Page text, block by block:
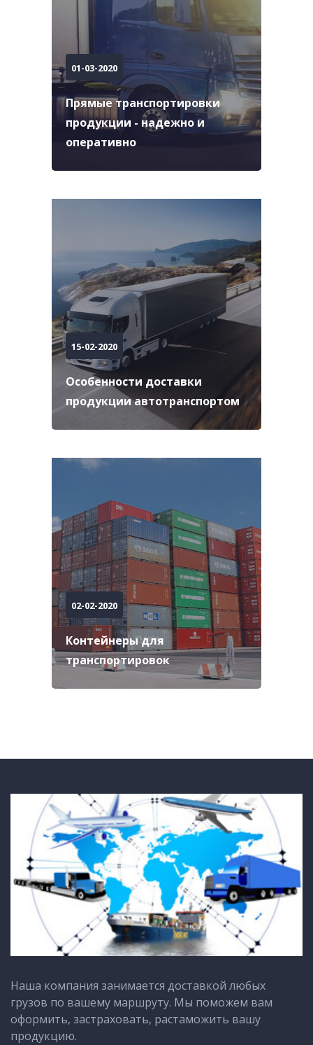
01-03-2020
Прямые транспортировки
продукции - надежно и
оперативно
15-02-2020
Особенности доставки
продукции автотранспортом
02-02-2020
Контейнеры для
транспортировок
Наша компания занимается доставкой любых
грузов по вашему маршруту. Мы поможем вам
оформить, застраховать, растаможить вашу
продукцию.